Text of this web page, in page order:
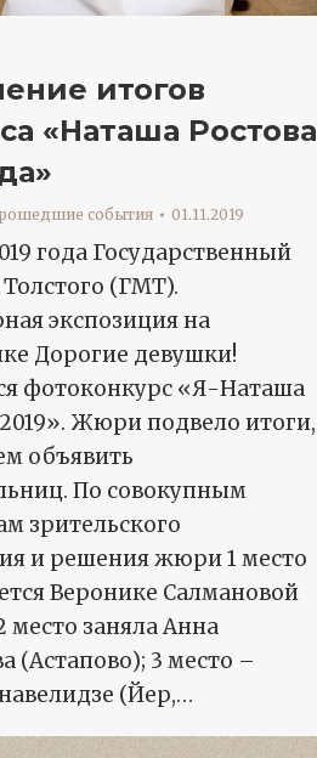
итогов
«Наташа Ростова
события 01.11.2019
года Государственный
(ГМТ).
экспозиция на
Дорогие девушки!
фотоконкурс «Я-Наташа
Жюри подвело итоги,
объявить
По совокупным
зрительского
и решения жюри 1 место
Веронике Салмановой
место заняла Анна
(Астапово); 3 место –
(Йер,…